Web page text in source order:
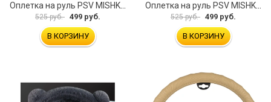
Оплетка на руль PSV MISHKA Premium 136099
525 руб. 499 руб.
В КОРЗИНУ
Оплетка на руль PSV MISHKA Premium 136095
525 руб. 499 руб.
В КОРЗИНУ